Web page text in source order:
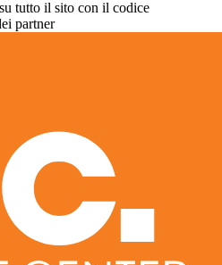
tutto il sito con il codice
partner